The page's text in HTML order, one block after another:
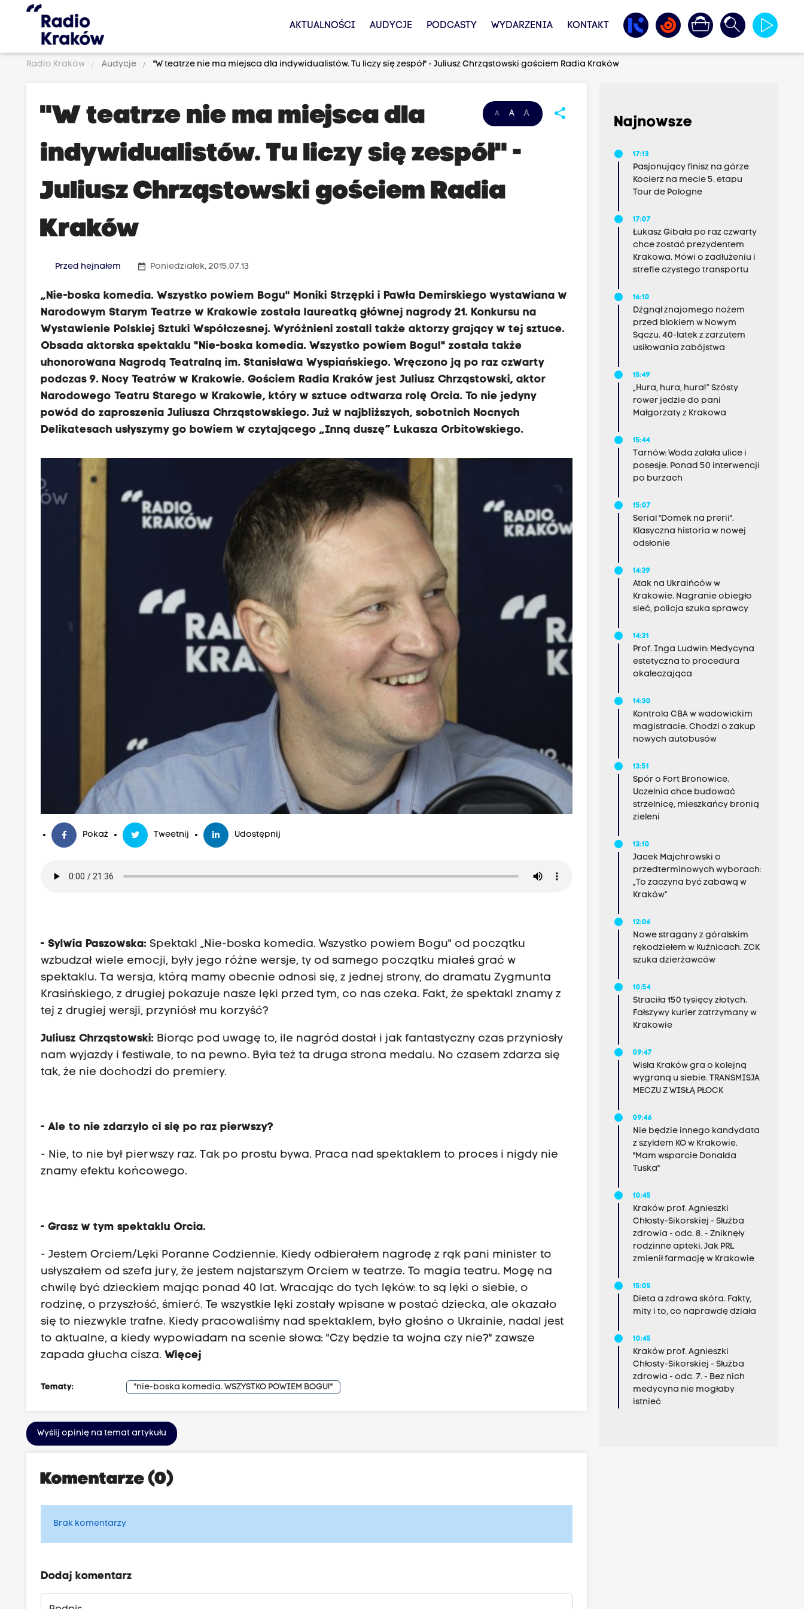
AKTUALNOŚCI AUDYCJE PODCASTY WYDARZENIA KONTAKT
Radio Kraków Audycje "W teatrze nie ma miejsca dla indywidualistów. Tu liczy się zespół" - Juliusz Chrząstowski gościem Radia Kraków
A A A share
"W teatrze nie ma miejsca dla
indywidualistów. Tu liczy się zespół" -
Juliusz Chrząstowski gościem Radia
Kraków
Przed hejnałem date_range Poniedziałek, 2015.07.13
„Nie-boska komedia. Wszystko powiem Bogu" Moniki Strzępki i Pawła Demirskiego wystawiana w
Narodowym Starym Teatrze w Krakowie została laureatką głównej nagrody 21. Konkursu na
Wystawienie Polskiej Sztuki Współczesnej. Wyróżnieni zostali także aktorzy grający w tej sztuce.
Obsada aktorska spektaklu "Nie-boska komedia. Wszystko powiem Bogu!" została także
uhonorowana Nagrodą Teatralną im. Stanisława Wyspiańskiego. Wręczono ją po raz czwarty
podczas 9. Nocy Teatrów w Krakowie. Gościem Radia Kraków jest Juliusz Chrząstowski, aktor
Narodowego Teatru Starego w Krakowie, który w sztuce odtwarza rolę Orcia. To nie jedyny
powód do zaproszenia Juliusza Chrząstowskiego. Już w najbliższych, sobotnich Nocnych
Delikatesach usłyszymy go bowiem w czytającego „Inną duszę” Łukasza Orbitowskiego.
Pokaż Tweetnij Udostępnij
- Sylwia Paszowska: Spektakl „Nie-boska komedia. Wszystko powiem Bogu" od początku
wzbudzał wiele emocji, były jego różne wersje, ty od samego początku miałeś grać w
spektaklu. Ta wersja, którą mamy obecnie odnosi się, z jednej strony, do dramatu Zygmunta
Krasińskiego, z drugiej pokazuje nasze lęki przed tym, co nas czeka. Fakt, że spektakl znamy z
tej z drugiej wersji, przyniósł mu korzyść?
Juliusz Chrząstowski: Biorąc pod uwagę to, ile nagród dostał i jak fantastyczny czas przyniosły
nam wyjazdy i festiwale, to na pewno. Była też ta druga strona medalu. No czasem zdarza się
tak, że nie dochodzi do premiery.
- Ale to nie zdarzyło ci się po raz pierwszy?
- Nie, to nie był pierwszy raz. Tak po prostu bywa. Praca nad spektaklem to proces i nigdy nie
znamy efektu końcowego.
- Grasz w tym spektaklu Orcia.
- Jestem Orciem/Lęki Poranne Codziennie. Kiedy odbierałem nagrodę z rąk pani minister to
usłyszałem od szefa jury, że jestem najstarszym Orciem w teatrze. To magia teatru. Mogę na
chwilę być dzieckiem mając ponad 40 lat. Wracając do tych lęków: to są lęki o siebie, o
rodzinę, o przyszłość, śmierć. Te wszystkie lęki zostały wpisane w postać dziecka, ale okazało
się to niezwykle trafne. Kiedy pracowaliśmy nad spektaklem, było głośno o Ukrainie, nadal jest
to aktualne, a kiedy wypowiadam na scenie słowa: "Czy będzie ta wojna czy nie?" zawsze
zapada głucha cisza.Więcej
Tematy: "nie-boska komedia. WSZYSTKO POWIEM BOGU!"
Wyślij opinię na temat artykułu
Komentarze (0)
Brak komentarzy
Dodaj komentarz
Najnowsze
17:13
Pasjonujący finisz na górze
Kocierz na mecie 5. etapu
Tour de Pologne
17:07
Łukasz Gibała po raz czwarty
chce zostać prezydentem
Krakowa. Mówi o zadłużeniu i
strefie czystego transportu
16:10
Dźgnął znajomego nożem
przed blokiem w Nowym
Sączu. 40-latek z zarzutem
usiłowania zabójstwa
15:49
„Hura, hura, hura!” Szósty
rower jedzie do pani
Małgorzaty z Krakowa
15:44
Tarnów: Woda zalała ulice i
posesje. Ponad 50 interwencji
po burzach
15:07
Serial "Domek na prerii".
Klasyczna historia w nowej
odsłonie
14:39
Atak na Ukraińców w
Krakowie. Nagranie obiegło
sieć, policja szuka sprawcy
14:31
Prof. Inga Ludwin: Medycyna
estetyczna to procedura
okaleczająca
14:30
Kontrola CBA w wadowickim
magistracie. Chodzi o zakup
nowych autobusów
13:51
Spór o Fort Bronowice.
Uczelnia chce budować
strzelnicę, mieszkańcy bronią
zieleni
13:10
Jacek Majchrowski o
przedterminowych wyborach:
„To zaczyna być zabawą w
Kraków”
12:06
Nowe stragany z góralskim
rękodziełem w Kuźnicach. ZCK
szuka dzierżawców
10:54
Straciła 150 tysięcy złotych.
Fałszywy kurier zatrzymany w
Krakowie
09:47
Wisła Kraków gra o kolejną
wygraną u siebie. TRANSMISJA
MECZU Z WISŁĄ PŁOCK
09:46
Nie będzie innego kandydata
z szyldem KO w Krakowie.
"Mam wsparcie Donalda
Tuska"
10:45
Kraków prof. Agnieszki
Chłosty-Sikorskiej - Służba
zdrowia - odc. 8. - Zniknęły
rodzinne apteki. Jak PRL
zmienił farmację w Krakowie
15:05
Dieta a zdrowa skóra. Fakty,
mity i to, co naprawdę działa
10:45
Kraków prof. Agnieszki
Chłosty-Sikorskiej - Służba
zdrowia - odc. 7. - Bez nich
medycyna nie mogłaby
istnieć